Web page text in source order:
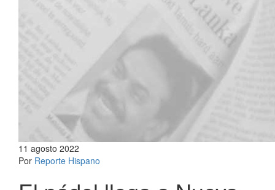
11 agosto 2022
Por Reporte Hispano